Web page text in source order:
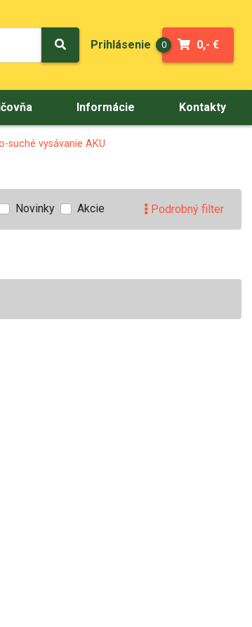
Prihlásenie 0 0,- €
Informácie Kontakty
suché vysávanie AKU
Novinky Akcie Podrobný filter